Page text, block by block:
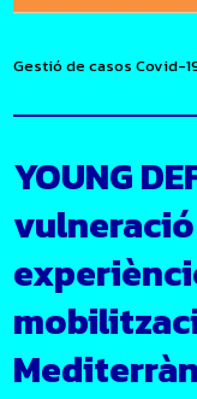
Gestió de casos Covid-
YOUNG